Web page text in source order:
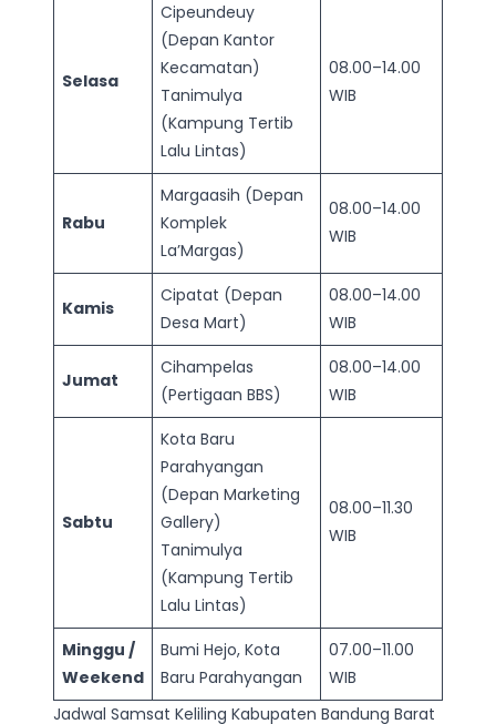
Selasa
Cipeundeuy
(Depan Kantor
Kecamatan)
Tanimulya
(Kampung Tertib
Lalu Lintas)
08.00–14.00
WIB
Rabu
Margaasih (Depan
Komplek
La’Margas)
08.00–14.00
WIB
Kamis
Cipatat (Depan
Desa Mart)
08.00–14.00
WIB
Jumat
Cihampelas
(Pertigaan BBS)
08.00–14.00
WIB
Sabtu
Kota Baru
Parahyangan
(Depan Marketing
Gallery)
Tanimulya
(Kampung Tertib
Lalu Lintas)
08.00–11.30
WIB
Minggu /
Weekend
Bumi Hejo, Kota
Baru Parahyangan
07.00–11.00
WIB
Jadwal Samsat Keliling Kabupaten Bandung Barat